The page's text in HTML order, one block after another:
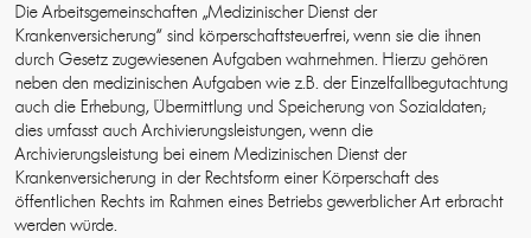
Die Arbeitsgemeinschaften „Medizinischer Dienst der
Krankenversicherung“ sind körperschaftsteuerfrei, wenn sie die ihnen
durch Gesetz zugewiesenen Aufgaben wahrnehmen. Hierzu gehören
neben den medizinischen Aufgaben wie z.B. der Einzelfallbegutachtung
auch die Erhebung, Übermittlung und Speicherung von Sozialdaten;
dies umfasst auch Archivierungsleistungen, wenn die
Archivierungsleistung bei einem Medizinischen Dienst der
Krankenversicherung in der Rechtsform einer Körperschaft des
öffentlichen Rechts im Rahmen eines Betriebs gewerblicher Art erbracht
werden würde.